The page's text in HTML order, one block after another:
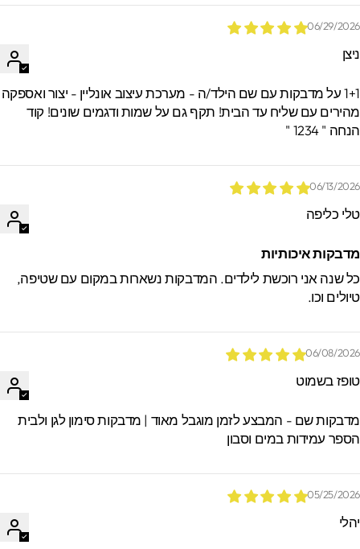
06/29/
1+1 על מדבקות עם שם הילד/ה - מערכת עיצוב אונליין - יצור ואספקה
עם שליח עד הבית! תקף גם על שמות ודגמים שונים! קוד
" 1234 "
06/13/
כליפה
איכותיות
שנה אני רוכשת לילדים. המדבקות נשארות במקום עם שטיפה,
וכו.
06/08/
בשמוט
שם - המבצע לזמן מוגבל מאוד | מדבקות סימון לגן ולבית
עמידות במים וסבון
05/25/